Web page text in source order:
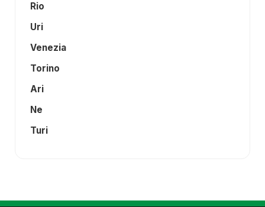
Rio
Uri
Venezia
Torino
Ari
Ne
Turi